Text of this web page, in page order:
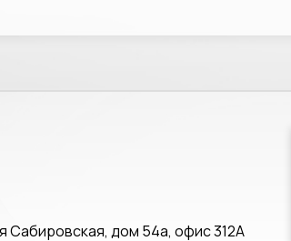
Сабировская, дом 54а, офис 312А